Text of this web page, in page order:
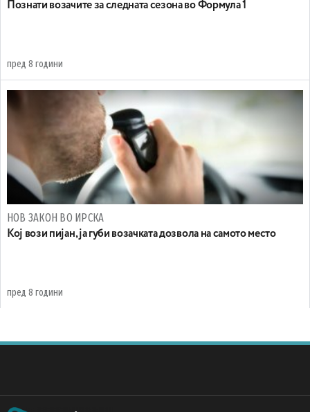
Познати возачите за следната сезона во Формула 1
пред 8 години
НОВ ЗАКОН ВО ИРСКА
Кој вози пијан, ја губи возачката дозвола на самото место
пред 8 години